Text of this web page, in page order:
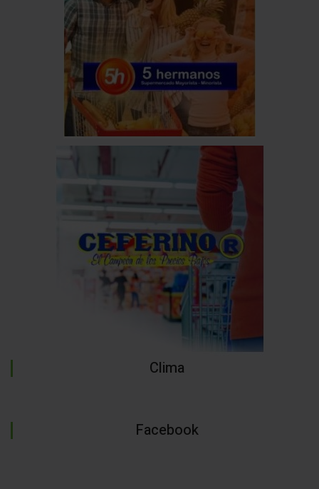
Clima
Facebook